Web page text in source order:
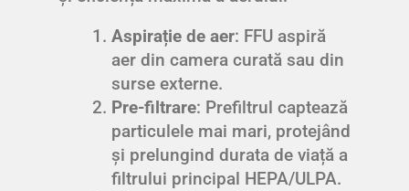
Aspirație de aer: FFU aspiră
aer din camera curată sau din
surse externe.
Pre-filtrare: Prefiltrul captează
particulele mai mari, protejând
și prelungind durata de viață a
filtrului principal HEPA/ULPA.